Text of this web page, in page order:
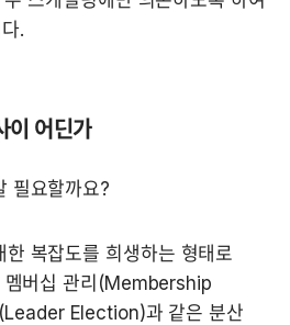
.
이 어딘가
필요할까요?
복잡도를 희생하는 형태로
멤버십 관리(Membership
Election)과 같은 분산